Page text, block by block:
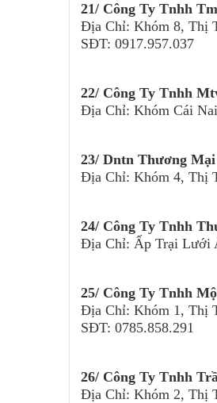
21/ Công Ty Tnhh
Địa Chỉ: Khóm 8, Thị
SĐT: 0917.957.037
22/ Công Ty Tnhh
Địa Chỉ: Khóm Cái
23/ Dntn Thương
Địa Chỉ: Khóm 4, Thị
24/ Công Ty Tnhh
Địa Chỉ: Ấp Trại Lưới
25/ Công Ty Tnhh
Địa Chỉ: Khóm 1, Thị
SĐT: 0785.858.291
26/ Công Ty Tnhh
Địa Chỉ: Khóm 2, Thị